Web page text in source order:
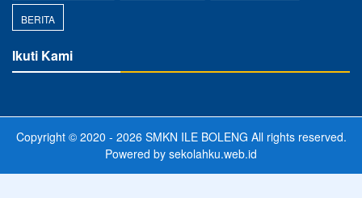
BERITA
Ikuti Kami
Copyright © 2020 - 2026 SMKN ILE BOLENG All rights reserved.
Powered by sekolahku.web.id